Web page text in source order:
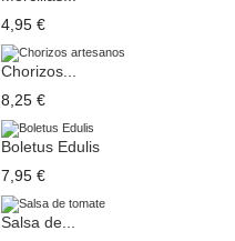
4,95 €
Chorizos...
8,25 €
Boletus Edulis
7,95 €
Salsa de...